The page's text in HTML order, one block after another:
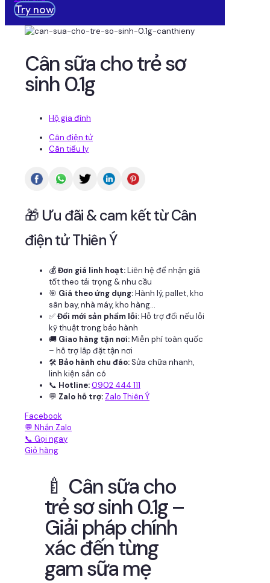
Try now
Cân sữa cho trẻ sơ
sinh 0.1g
Hộ gia đình
Cân điện tử
Cân tiểu ly
🎁 Ưu đãi & cam kết từ Cân
điện tử Thiên Ý
💰Đơn giá linh hoạt:Liên hệ để nhận giá
tốt theo tải trọng & nhu cầu
🎯 Giá theo ứng dụng:Hành lý, pallet, kho
sân bay, nhà máy, kho hàng...
✅Đổi mới sản phẩm lỗi:Hỗ trợ đổi nếu lỗi
kỹ thuật trong bảo hành
🚚 Giao hàng tận nơi:Miễn phí toàn quốc
– hỗ trợ lắp đặt tận nơi
🛠 Bảo hành chu đáo:Sửa chữa nhanh,
linh kiện sẵn có
📞 Hotline:0902 444 111
💬 Zalo hỗ trợ: Zalo Thiên Ý
Facebook
💬 Nhắn Zalo
📞 Gọi ngay
Giỏ hàng
🍼 Cân sữa cho
trẻ sơ sinh 0.1g –
Giải pháp chính
xác đến từng
gam sữa mẹ